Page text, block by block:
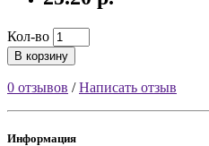
Кол-во
В корзину
0 отзывов /Написать отзыв
Информация